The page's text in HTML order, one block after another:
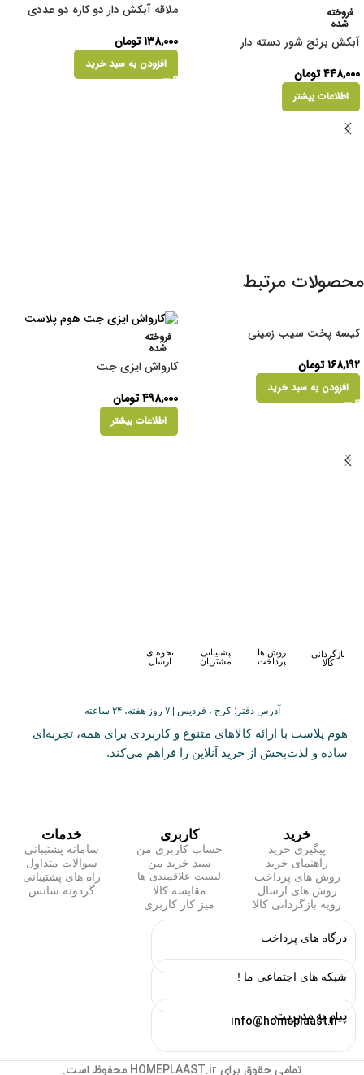
فروخته
شده
آبکش برنج شور دسته دار
۴۴۸,۰۰۰تومان
اطلاعات بیشتر
ملاقه آبکش دار دو کاره دو عددی
۱۳۸,۰۰۰تومان
افزودن به سبد خرید
محصولات مرتبط
کیسه پخت سیب زمینی
۱۶۸,۱۹۲تومان
افزودن به سبد خرید
فروخته
شده
کارواش ایزی جت
۴۹۸,۰۰۰تومان
اطلاعات بیشتر
بازگردانی
کالا
روش ها
پرداخت
پشتیبانی
مشتریان
نحوه ی
ارسال
آدرس دفتر: کرج ، فردیس | ۷ روز هفته، ۲۴ ساعته
هوم پلاست با ارائه کالاهای متنوع و کاربردی برای همه، تجربه‌ای
ساده و لذت‌بخش از خرید آنلاین را فراهم می‌کند.
خرید
پیگیری خرید
راهنمای خرید
روش های پرداخت
روش های ارسال
رویه بازگردانی کالا
کاربری
حساب کاربری من
سبد خرید من
لیست علاقمندی ها
مقایسه کالا
میز کار کاربری
خدمات
سامانه پشتیبانی
سوالات متداول
راه های پشتیبانی
گردونه شانس
درگاه های پرداخت
شبکه های اجتماعی ما !
پیام به مدیریت
info@homeplaast.ir
تمامی حقوق برای HOMEPLAAST.ir محفوظ است.